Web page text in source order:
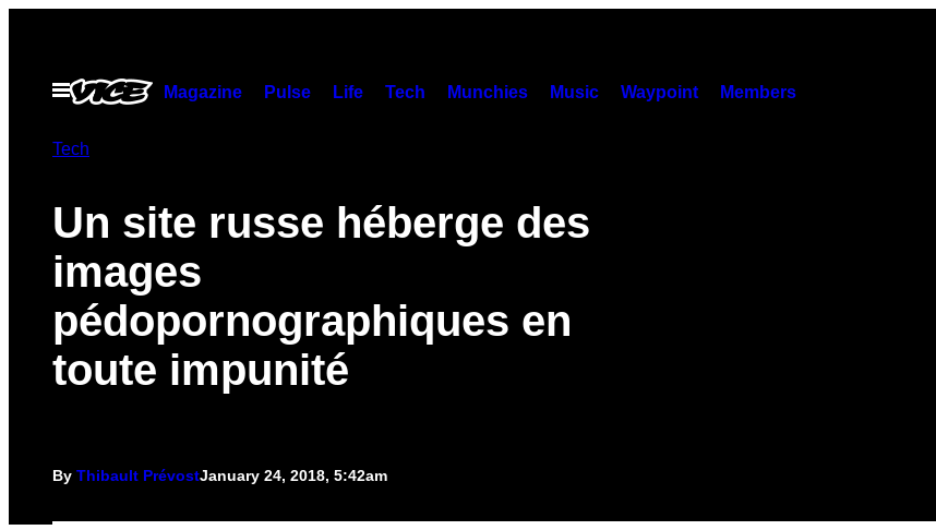
contentOpen
Menu
Magazine Pulse Life Tech Munchies Music Waypoint Members
Tech
Un site russe héberge des
images
pédopornographiques en
toute impunité
By Thibault PrévostJanuary 24, 2018, 5:42am